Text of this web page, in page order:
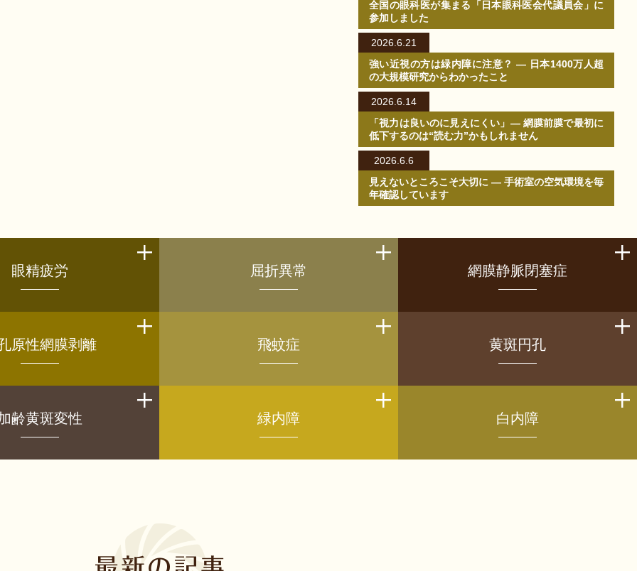
全国の眼科医が集まる「日本眼科医会代議員会」に
参加しました
2026.6.21
強い近視の方は緑内障に注意？ ― 日本1400万人超
の大規模研究からわかったこと
2026.6.14
「視力は良いのに見えにくい」― 網膜前膜で最初に
低下するのは“読む力”かもしれません
2026.6.6
見えないところこそ大切に ― 手術室の空気環境を毎
年確認しています
眼精疲労 屈折異常 網膜静脈閉塞症
原性網膜剥離 飛蚊症 黄斑円孔
齢黄斑変性 緑内障 白内障